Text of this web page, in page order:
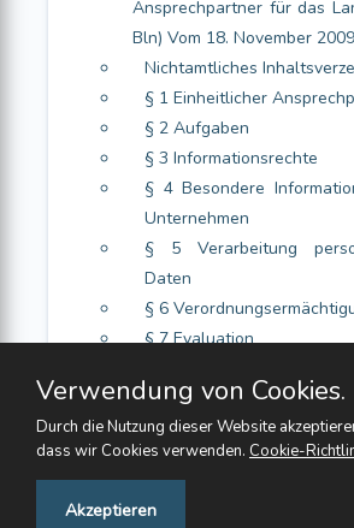
Ansprechpartner für das
Bln) Vom 18. November 2009
Nichtamtliches
§ 1 Einheitlicher
§ 2 Aufgaben
§ 3 Informationsrechte
§ 4 Besondere
Unternehmen
§ 5 Verarbeitung
Daten
§ 6
§ 7 Evaluation
Verwendung von Cookies.
Durch die Nutzung dieser Website
dass wir Cookies verwenden. Cookie-
Akzeptieren